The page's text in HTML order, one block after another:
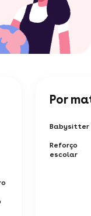
Por
Babysitter
Reforço
escolar